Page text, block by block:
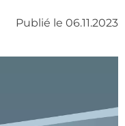
Publié le 06.11.2023